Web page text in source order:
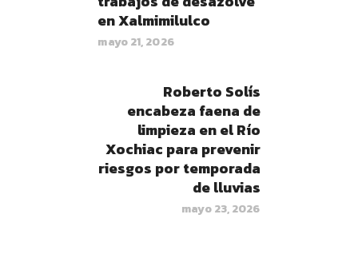
en Xalmimilulco
mayo 21, 2026
Roberto Solís
encabeza faena de
limpieza en el Río
Xochiac para prevenir
riesgos por temporada
de lluvias
mayo 23, 2026